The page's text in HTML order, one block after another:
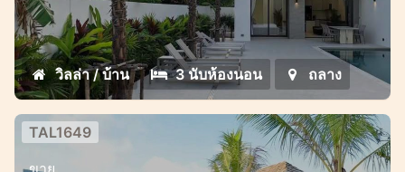
วิลล่า / บ้าน 3 นับห้องนอน ถลาง
วิลล่าหรู 3 ห้องนอน – พร้อมเข้าอยู่ใน
TAL1649